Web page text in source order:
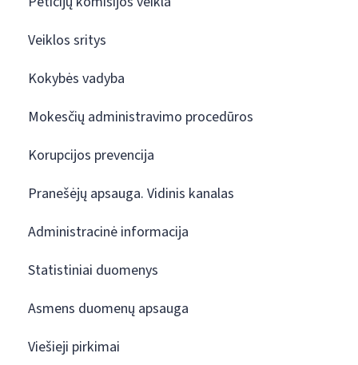
Veiklos sritys
Kokybės vadyba
Mokesčių administravimo procedūros
Korupcijos prevencija
Pranešėjų apsauga. Vidinis kanalas
Administracinė informacija
Statistiniai duomenys
Asmens duomenų apsauga
Viešieji pirkimai